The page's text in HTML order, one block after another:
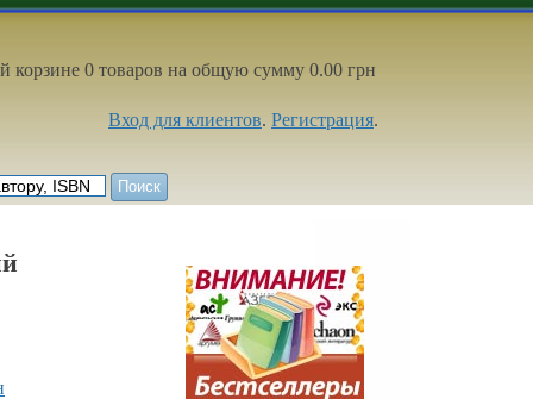
Вход для клиентов. Регистрация.
корзине 0 товаров на общую сумму 0.00 грн